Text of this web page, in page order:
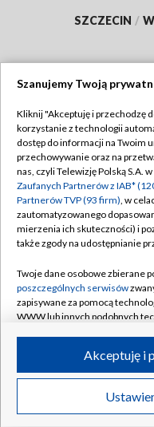
SZCZECIN /
Abonament TVP
Emisja w TVP
Centrum informacji
Naziemna Telewizja
Rada Programowa
System NOS
Informacje o nadawcy
Program dla prasy
Ogłoszenie
©2026
Szanujemy Twoją
Kliknij "Akceptuję i przechodzę
korzystanie z technologii
dostęp do informacji na Twoim
przechowywanie oraz na
nas, czyli Telewizję Polską S.A.
Zaufanych Partnerów z IAB*
Partnerów TVP (93 firm), w
zautomatyzowanego
mierzenia ich skuteczności) i
także zgody na udostępnianie
Twoje dane osobowe zbierane
poszczególnych serwisów
zapisywane za pomocą
WWW lub innych podobnych
ruchu w Internecie.
Twoje dane osobowe zbierane
poszczególnych serwisówna
Akceptuję i